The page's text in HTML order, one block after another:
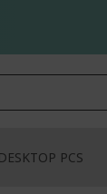
DESKTOP PCS